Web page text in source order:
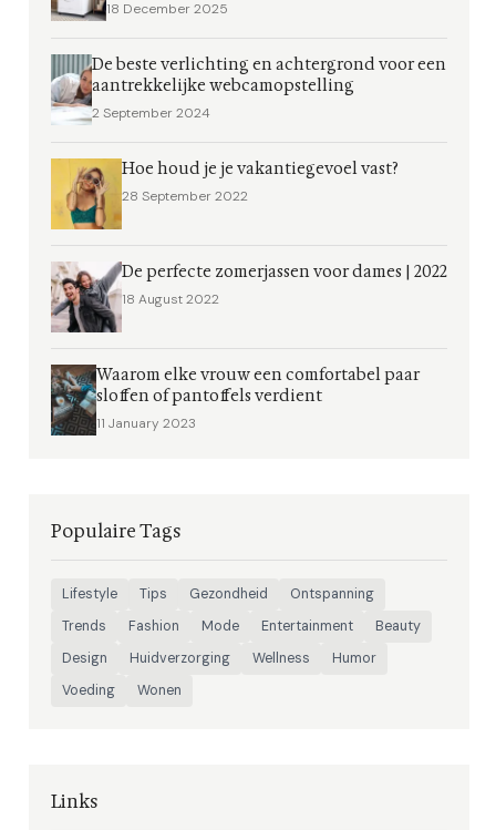
18 December 2025
De beste verlichting en achtergrond voor een
aantrekkelijke webcamopstelling
2 September 2024
Hoe houd je je vakantiegevoel vast?
28 September 2022
De perfecte zomerjassen voor dames | 2022
18 August 2022
Waarom elke vrouw een comfortabel paar
sloffen of pantoffels verdient
11 January 2023
Populaire Tags
Lifestyle Tips Gezondheid
Ontspanning
Trends
Fashion Mode Entertainment
Beauty
Design
Huidverzorging Wellness
Humor
Voeding
Wonen
Links